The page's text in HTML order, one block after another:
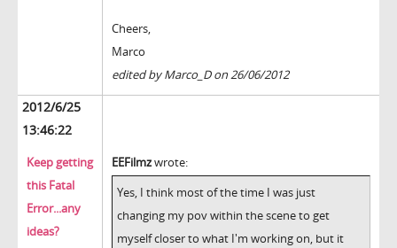
Cheers,
Marco
edited by Marco_D on 26/06/2012
2012/6/25
13:46:22
Keep getting
this Fatal
Error...any
ideas?
EEFilmzwrote:
Yes, I think most of the time I was just
changing my pov within the scene to get
myself closer to what I'm working on, but it